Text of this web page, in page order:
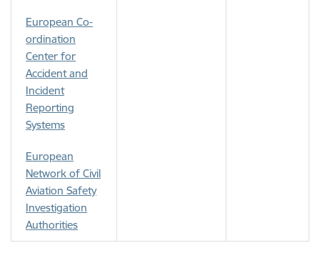
European Co-
ordination
Center for
Accident and
Incident
Reporting
Systems
European
Network of Civil
Aviation Safety
Investigation
Authorities